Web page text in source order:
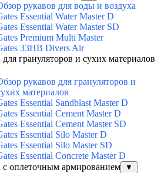
рукавов для воды и воздуха
Essential Water Master D
Essential Water Master SD
Premium Multi Master
33HB Divers Air
для грануляторов и сухих материалов
рукавов для грануляторов и
материалов
Essential Sandblast Master D
Essential Cement Master D
Essential Cement Master SD
Essential Silo Master D
Essential Silo Master SD
Essential Concrete Master D
с оплеточным армированием
▼